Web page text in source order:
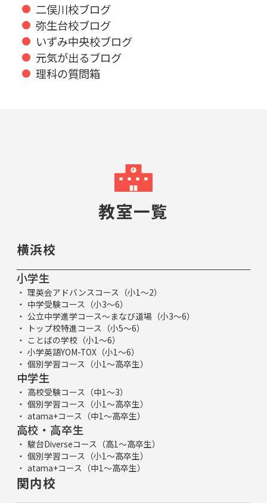
二俣川校ブログ
弥生台校ブログ
いずみ中央校ブログ
元気が出るブログ
理科の質問箱
教室一覧
横浜校
小学生
理英会アドバンスコース（小1～2）
中学受験コース（小3～6）
公立中学進学コース～まなび道場（小3～6）
トップ校特進コース（小5～6）
ことばの学校（小1～6）
小学英語YOM-TOX（小1～6）
個別学習コース（小1～高卒生）
中学生
高校受験コース（中1～3）
個別学習コース（小1～高卒生）
atama+コース（中1～高卒生）
高校・高卒生
駿台Diverseコース（高1～高卒生）
個別学習コース（小1～高卒生）
atama+コース（中1～高卒生）
関内校